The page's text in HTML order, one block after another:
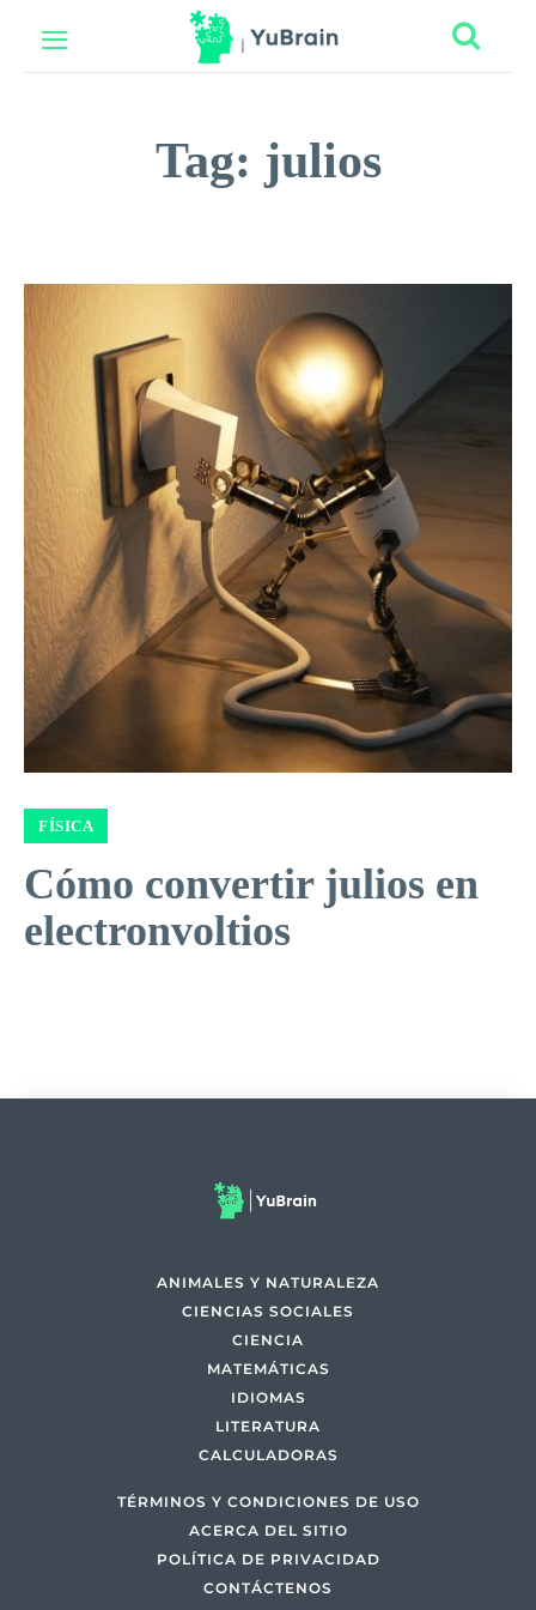
Tag: julios
FÍSICA
Cómo convertir julios en
electronvoltios
ANIMALES Y NATURALEZA
CIENCIAS SOCIALES
CIENCIA
MATEMÁTICAS
IDIOMAS
LITERATURA
CALCULADORAS
TÉRMINOS Y CONDICIONES DE USO
ACERCA DEL SITIO
POLÍTICA DE PRIVACIDAD
CONTÁCTENOS